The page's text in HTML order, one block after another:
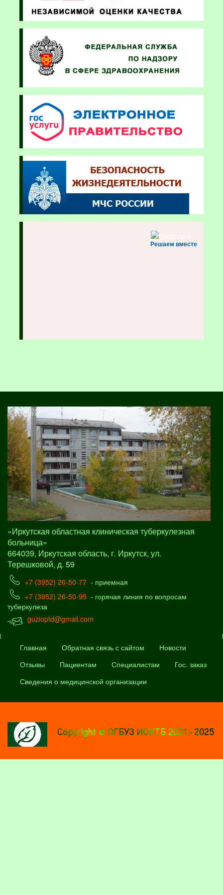
Решаем вместе
«Иркутская областная клиническая туберкулезная
больница»
664039, Иркутская область, г. Иркутск, ул.
Терешковой, д. 59
+7 (3952) 26-50-77 - приемная
+7 (3952) 26-50-95 - горячая линия по вопросам
туберкулеза
guzioptd@gmail.com
Главная Обратная связь с сайтом
Новости
Отзывы
Пациентам Специалистам
Гос. заказ
Сведения о медицинской организации
Copyright © ОГБУЗ ИОКТБ 2021 - 2025